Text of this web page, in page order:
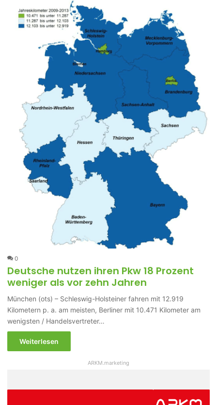
0
Deutsche nutzen ihren Pkw 18 Prozent
weniger als vor zehn Jahren
München (ots) – Schleswig-Holsteiner fahren mit 12.919
Kilometern p. a. am meisten, Berliner mit 10.471 Kilometer am
wenigsten / Handelsvertreter…
Weiterlesen
ARKM.marketing